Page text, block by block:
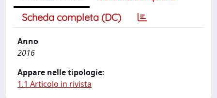
Scheda completa (DC)
Anno
2016
Appare nelle tipologie:
1.1 Articolo in rivista